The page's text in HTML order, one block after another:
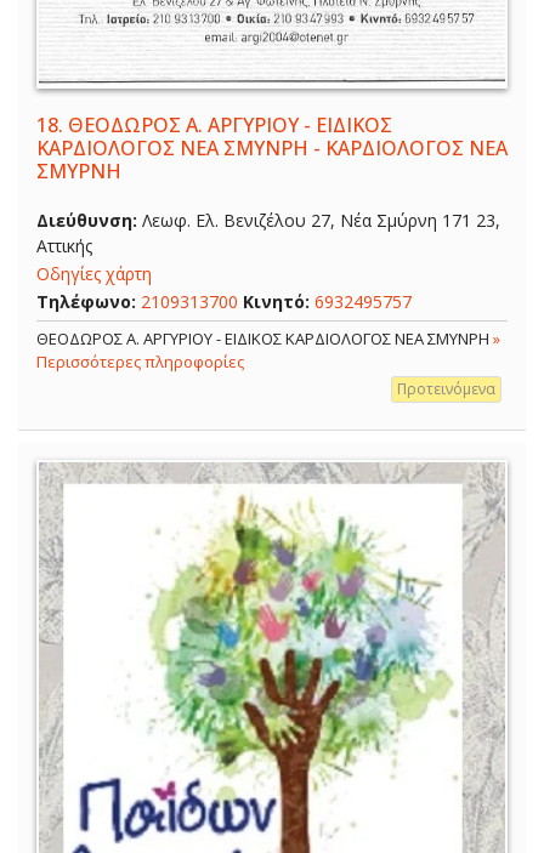
18. ΘΕΟΔΩΡΟΣ Α. ΑΡΓΥΡΙΟΥ - ΕΙΔΙΚΟΣ
ΚΑΡΔΙΟΛΟΓΟΣ ΝΕΑ ΣΜΥΝΡΗ - ΚΑΡΔΙΟΛΟΓΟΣ ΝΕΑ
ΣΜΥΡΝΗ
Διεύθυνση: Λεωφ. Ελ. Βενιζέλου 27, Νέα Σμύρνη 171 23,
Αττικής
Οδηγίες χάρτη
Τηλέφωνο: 2109313700 Κινητό: 6932495757
ΘΕΟΔΩΡΟΣ Α. ΑΡΓΥΡΙΟΥ - ΕΙΔΙΚΟΣ ΚΑΡΔΙΟΛΟΓΟΣ ΝΕΑ ΣΜΥΝΡΗ »
Περισσότερες πληροφορίες
Προτεινόμενα